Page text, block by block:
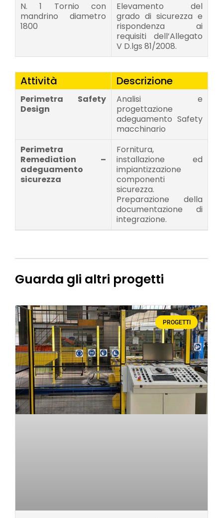
N. 1 Tornio con
mandrino diametro
1800
Elevamento del
grado di sicurezza e
rispondenza ai
requisiti dell’Allegato
V D.lgs 81/2008.
Attività Descrizione
Perimetra Safety
Design
Analisi e
progettazione
adeguamento Safety
macchinario
Perimetra
Remediation –
adeguamento
sicurezza
Fornitura,
installazione ed
impiantizzazione
componenti
sicurezza.
Preparazione della
documentazione di
integrazione.
Guarda gli altri progetti
PROGETTI